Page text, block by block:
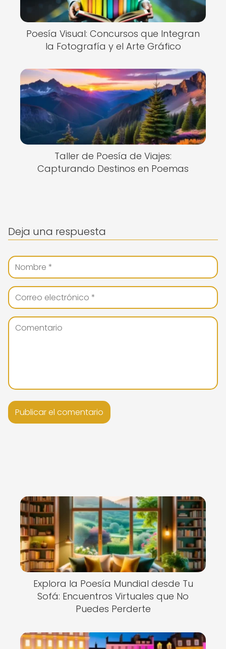
Poesía Visual: Concursos que Integran
la Fotografía y el Arte Gráfico
Taller de Poesía de Viajes:
Capturando Destinos en Poemas
Deja una respuesta
Explora la Poesía Mundial desde Tu
Sofá: Encuentros Virtuales que No
Puedes Perderte